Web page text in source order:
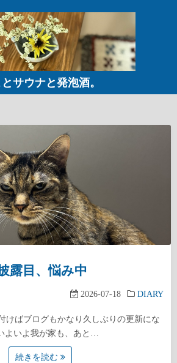
サウナと発泡酒。
露目、悩み中
2026-07-18 DIARY
けばブログもかなり久しぶりの更新にな
よいよ我が家も、あと…
続きを読む